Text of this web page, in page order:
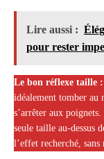
Lire aussi :
pour rester
Le bon réflexe taille :
idéalement tomber au
s’arrêter aux
seule taille au-dessus
l’effet recherché,